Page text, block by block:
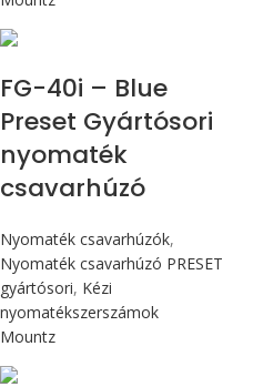
FG-40i – Blue
Preset Gyártósori
nyomaték
csavarhúzó
Nyomaték csavarhúzók,
Nyomaték csavarhúzó PRESET
gyártósori, Kézi
nyomatékszerszámok
Mountz